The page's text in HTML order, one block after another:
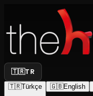
🇹🇷TR
🇹🇷Türkçe 🇬🇧English